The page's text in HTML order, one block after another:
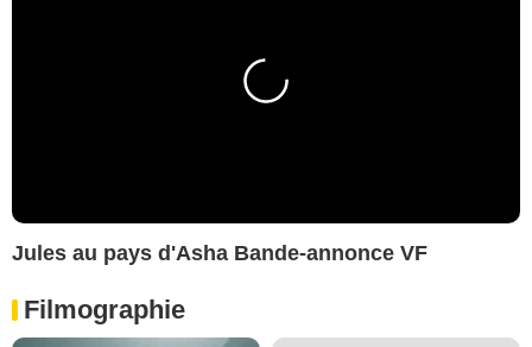
Jules au pays d'Asha Bande-annonce VF
Filmographie